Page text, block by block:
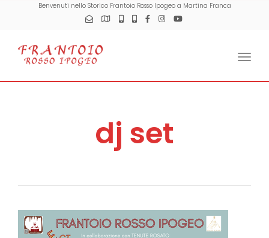
Benvenuti nello Storico Frantoio Rosso Ipogeo a Martina Franca
dj set